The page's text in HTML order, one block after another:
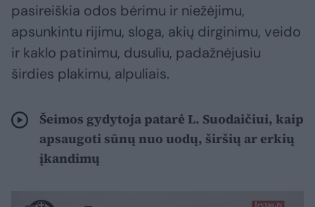
pasireiškia odos bėrimu ir niežėjimu,
apsunkintu rijimu, sloga, akių dirginimu, veido
ir kaklo patinimu, dusuliu, padažnėjusiu
širdies plakimu, alpuliais.
Šeimos gydytoja patarė L. Suodaičiui, kaip
apsaugoti sūnų nuo uodų, širšių ar erkių
įkandimų